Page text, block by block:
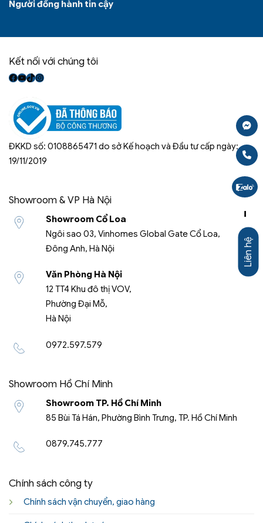
Người đồng hành tin cậy
Kết nối với chúng tôi
Facebook
Youtube
TikTokInstagram
Liên hệ
ĐKKD số: 0108865471 do sở Kế hoạch và Đầu tư cấp ngày:
19/11/2019
Showroom & VP Hà Nội
Showroom Cổ Loa
Ngôi sao 03, Vinhomes Global Gate Cổ Loa,
Đông Anh, Hà Nội
Văn Phòng Hà Nội
12 TT4 Khu đô thị VOV,
Phường Đại Mỗ,
Hà Nội
0972.597.579
Showroom Hồ Chí Minh
Showroom TP. Hồ Chí Minh
85 Bùi Tá Hán, Phường Bình Trưng, TP. Hồ Chí Minh
0879.745.777
Chính sách công ty
Chính sách vận chuyển, giao hàng